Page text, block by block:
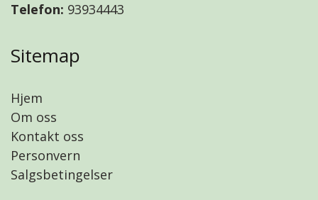
Telefon: 93934443
Sitemap
Hjem
Om oss
Kontakt oss
Personvern
Salgsbetingelser